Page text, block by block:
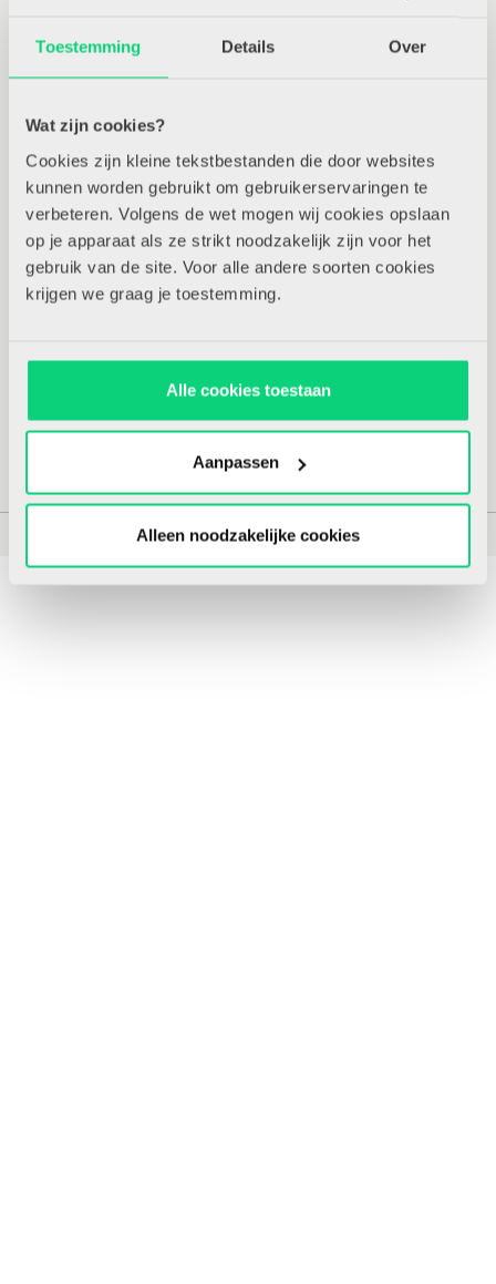
Toestemming Details Over
Wat zijn cookies?
Cookies zijn kleine tekstbestanden die door websites
kunnen worden gebruikt om gebruikerservaringen te
verbeteren. Volgens de wet mogen wij cookies opslaan
op je apparaat als ze strikt noodzakelijk zijn voor het
gebruik van de site. Voor alle andere soorten cookies
krijgen we graag je toestemming.
Alle cookies toestaan
Aanpassen
Alleen noodzakelijke cookies
jaar allemaal een feesthoed op.
Doe eens normaal!
COLUMNS
Kies!